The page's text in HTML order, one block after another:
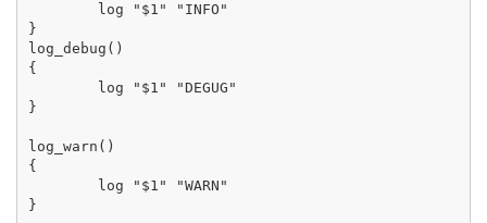
        log "$1" "INFO"
}
log_debug()
{
        log "$1" "DEGUG"
}
log_warn()
{
        log "$1" "WARN"
}